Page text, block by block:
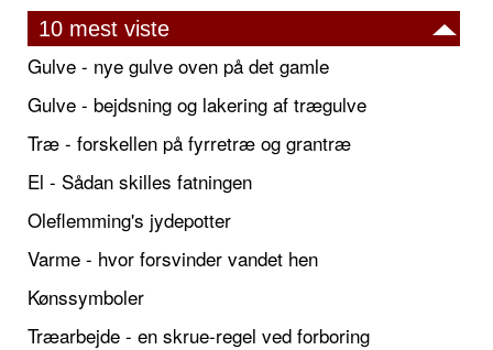
10 mest viste
Gulve - nye gulve oven på det gamle
Gulve - bejdsning og lakering af trægulve
Træ - forskellen på fyrretræ og grantræ
El - Sådan skilles fatningen
Oleflemming's jydepotter
Varme - hvor forsvinder vandet hen
Kønssymboler
Træarbejde - en skrue-regel ved forboring